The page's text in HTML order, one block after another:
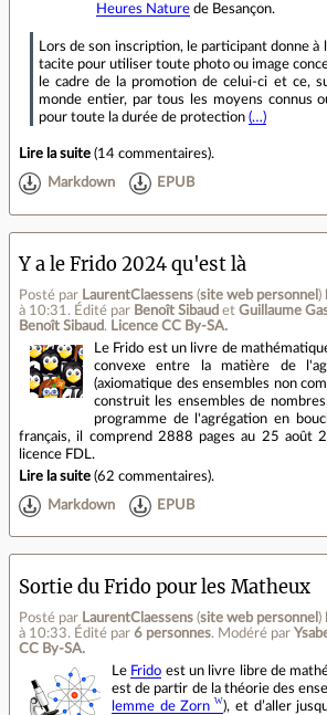
Heures Nature de Besançon.
Lors de son inscription, le participant donne
tacite pour utiliser toute photo ou image
le cadre de la promotion de celui-ci et ce,
monde entier, par tous les moyens connus
pour toute la durée de protection (…)
Lire la suite (14 commentaires).
Markdown EPUB
Y a le Frido 2024 qu'est là
Posté par LaurentClaessens (site web personnel )
à 10:31 . Édité par Benoît Sibaud et Guillaume
Benoît Sibaud. Licence CC By‑SA.
Le Frido est un livre de
convexe entre la matière de
(axiomatique des ensembles non
construit les ensembles de
programme de l'agrégation en
français, il comprend 2888 pages au 25 août
licence FDL.
Lire la suite (62 commentaires).
Markdown EPUB
Sortie du Frido pour les Matheux
Posté par LaurentClaessens (site web personnel )
à 10:33. Édité par 6 personnes. Modéré par
CC By‑SA.
Le Frido est un livre libre de
est de partir de la théorie des
lemme de Zorn
), et d’aller